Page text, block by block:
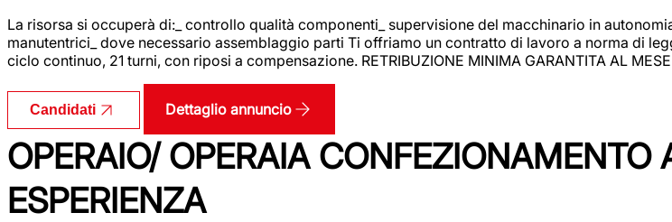
La risorsa si occuperà di:_ controllo qualità componenti_ supervisione del macchinario in
manutentrici_ dove necessario assemblaggio parti Ti offriamo un contratto di lavoro a norma di
ciclo continuo, 21 turni, con riposi a compensazione. RETRIBUZIONE MINIMA GARANTITA AL
Candidati Dettaglio annuncio
OPERAIO/ OPERAIA
ESPERIENZA